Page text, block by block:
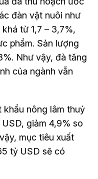
đàn vật nuôi như
từ 1,7 – 3,7%,
phẩm. Sản lượng
Như vậy, đà tăng
của ngành vẫn
khẩu nông lâm thuỷ
giảm 4,9% so
mục tiêu xuất
tỷ USD sẽ có